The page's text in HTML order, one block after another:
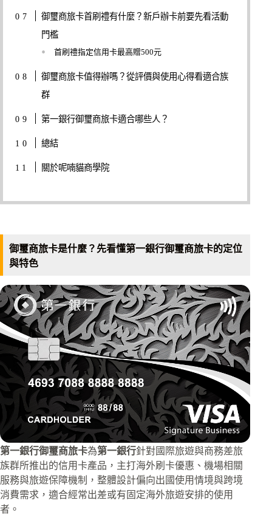
御璽商旅卡首刷禮有什麼？新戶辦卡前要先看活動
門檻
首刷禮指定信用卡最高贈500元
御璽商旅卡值得辦嗎？從評價與使用心得看適合族
群
第一銀行御璽商旅卡適合哪些人？
總結
關於呢喃貓商學院
御璽商旅卡是什麼？先看懂第一銀行御璽商旅卡的定位
與特色
第一銀行御璽商旅卡為第一銀行針對國際旅遊與商務差旅
族群所推出的信用卡產品，主打海外刷卡優惠、機場相關
服務與旅遊保障機制，整體設計偏向出國使用情境與跨境
消費需求，適合經常出差或有固定海外旅遊安排的使用
者。